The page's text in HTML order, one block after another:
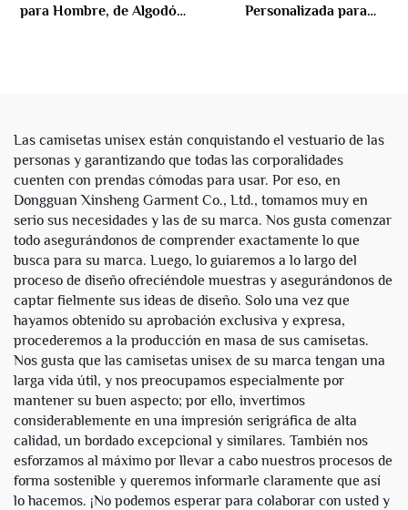
para Hombre, de Algodón
Personalizada para
Las camisetas unisex están conquistando el vestuario de las
personas y garantizando que todas las corporalidades
cuenten con prendas cómodas para usar. Por eso, en
Dongguan Xinsheng Garment Co., Ltd., tomamos muy en
serio sus necesidades y las de su marca. Nos gusta comenzar
todo asegurándonos de comprender exactamente lo que
busca para su marca. Luego, lo guiaremos a lo largo del
proceso de diseño ofreciéndole muestras y asegurándonos de
captar fielmente sus ideas de diseño. Solo una vez que
hayamos obtenido su aprobación exclusiva y expresa,
procederemos a la producción en masa de sus camisetas.
Nos gusta que las camisetas unisex de su marca tengan una
larga vida útil, y nos preocupamos especialmente por
mantener su buen aspecto; por ello, invertimos
considerablemente en una impresión serigráfica de alta
calidad, un bordado excepcional y similares. También nos
esforzamos al máximo por llevar a cabo nuestros procesos de
forma sostenible y queremos informarle claramente que así
lo hacemos. ¡No podemos esperar para colaborar con usted y